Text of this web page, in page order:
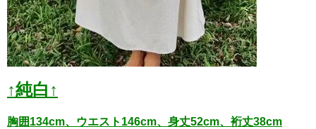
↑純白↑
胸囲134cm、ウエスト146cm、身丈52cm、裄丈38cm